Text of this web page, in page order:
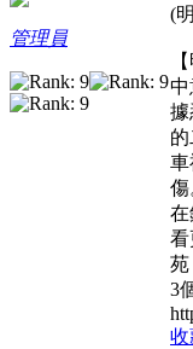
管理員
(
中
據
車
傷
在
看
苑
3
收